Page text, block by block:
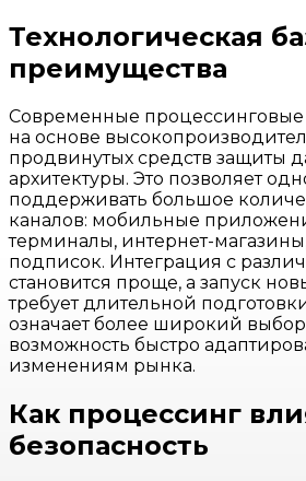
Технологическая
преимущества
Современные процессинговые
на основе
продвинутых средств защиты
архитектуры. Это позволяет
поддерживать большое
каналов: мобильные
терминалы, интернет-
подписок. Интеграция с
становится проще, а запуск
требует длительной
означает более широкий
возможность быстро
изменениям рынка.
Как процессинг
безопасность